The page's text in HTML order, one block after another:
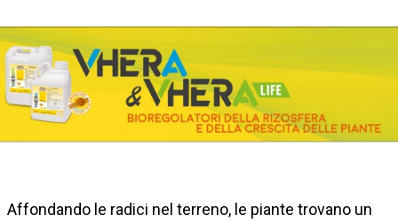
Affondando le radici nel terreno, le piante trovano un